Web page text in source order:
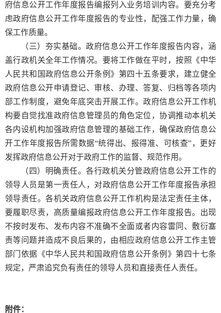
府信息公开工作年度报告编报列入业务培训内容。要充分考
虑政府信息公开工作年度报告的专业性，配强工作力量，确
保工作质量。
（三）夯实基础。政府信息公开工作年度报告内容，涵
盖行政机关全年工作情况。要将工作做在平时，按照《中华
人民共和国政府信息公开条例》第四十五条要求，建立健全
政府信息公开申请登记、审核、办理、答复、归档等各项内
部工作制度，避免年底突击开展工作。政府信息公开工作机
构要自觉找准政府信息管理员的角色定位，协调推动本机关
各内设机构加强政府信息管理的基础工作，确保政府信息公
开工作年度报告所需数据“统得出、报得准、可核查”，更好
发挥政府信息公开对于政府工作的监督、规范作用。
（四）明确责任。各行政机关分管政府信息公开工作的
领导人员是第一责任人，对政府信息公开工作年度报告承担
领导责任。各机关政府信息公开工作机构是法定责任主体，
要履职尽责，高质量编报政府信息公开工作年度报告。出现
不按时发布、发布内容不准确不全面或者内容雷同、敷衍塞
责等问题并造成不良后果的，由相应政府信息公开工作主管
部门依据《中华人民共和国政府信息公开条例》第四十七条
规定，严肃追究负有责任的领导人员和直接责任人责任。
附件：